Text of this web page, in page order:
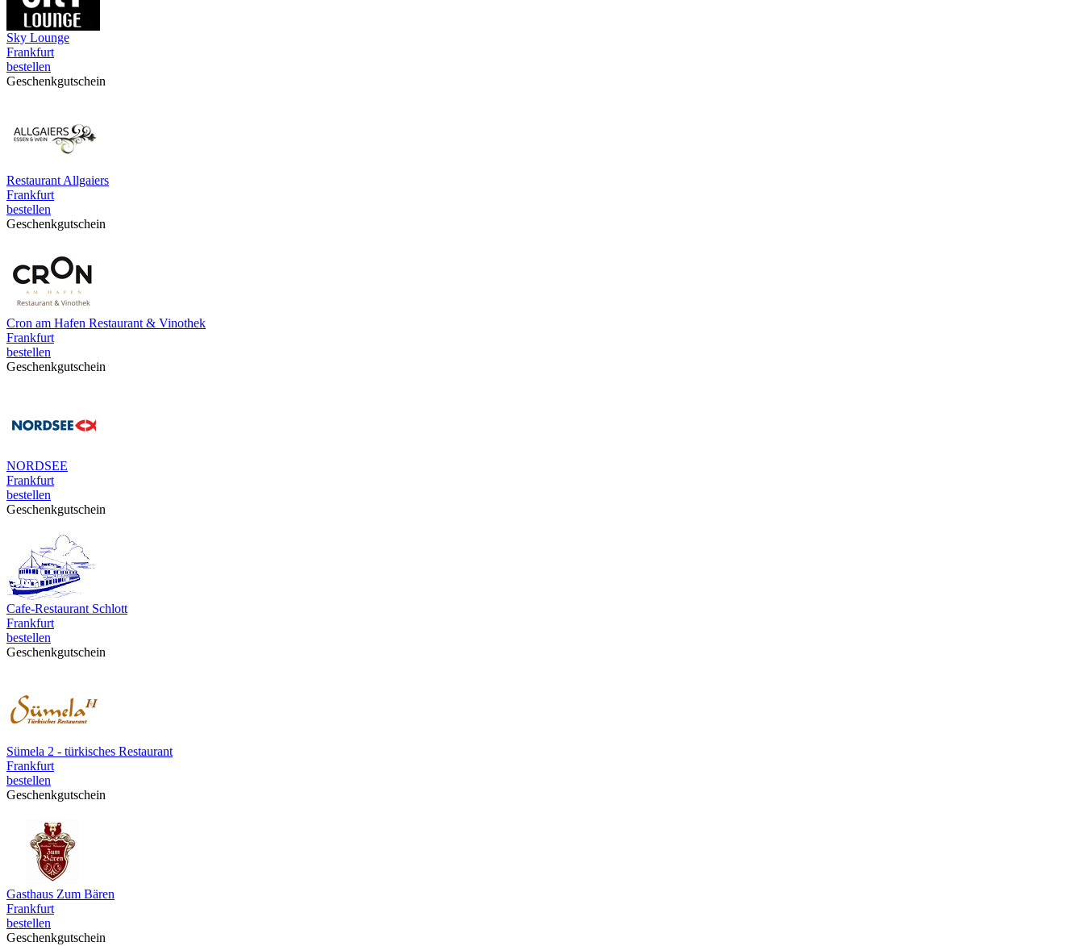
Sky Lounge
Frankfurt
bestellen
Geschenkgutschein
Restaurant Allgaiers
Frankfurt
bestellen
Geschenkgutschein
Cron am Hafen Restaurant & Vinothek
Frankfurt
bestellen
Geschenkgutschein
NORDSEE
Frankfurt
bestellen
Geschenkgutschein
Cafe-Restaurant Schlott
Frankfurt
bestellen
Geschenkgutschein
Sümela 2 - türkisches Restaurant
Frankfurt
bestellen
Geschenkgutschein
Gasthaus Zum Bären
Frankfurt
bestellen
Geschenkgutschein